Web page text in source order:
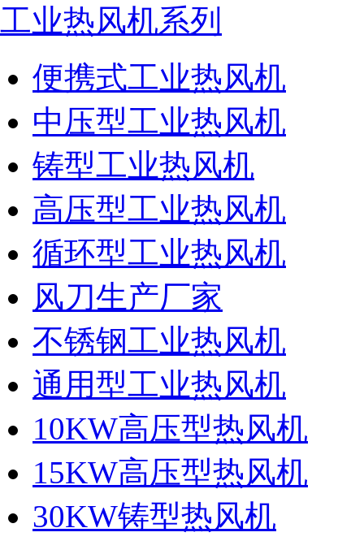
工业热风机系列
便携式工业热风机
中压型工业热风机
铸型工业热风机
高压型工业热风机
循环型工业热风机
风刀生产厂家
不锈钢工业热风机
通用型工业热风机
10KW高压型热风机
15KW高压型热风机
30KW铸型热风机